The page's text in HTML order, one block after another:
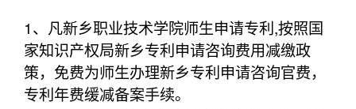
1、凡新乡职业技术学院师生申请专利,按照国
家知识产权局新乡专利申请咨询费用减缴政
策，免费为师生办理新乡专利申请咨询官费，
专利年费缓减备案手续。